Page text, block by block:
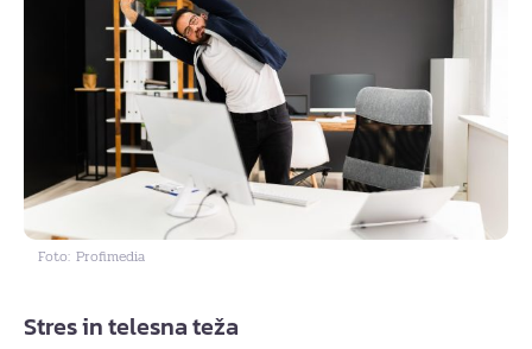
Foto: Profimedia
Stres in telesna teža